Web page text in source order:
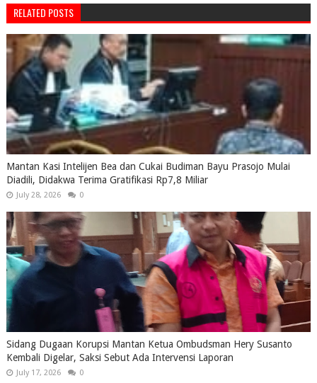
RELATED POSTS
Mantan Kasi Intelijen Bea dan Cukai Budiman Bayu Prasojo Mulai
Diadili, Didakwa Terima Gratifikasi Rp7,8 Miliar
July 28, 2026 0
Sidang Dugaan Korupsi Mantan Ketua Ombudsman Hery Susanto
Kembali Digelar, Saksi Sebut Ada Intervensi Laporan
July 17, 2026 0